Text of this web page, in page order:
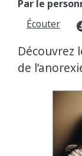
Par le
Écouter
Découvrez
de